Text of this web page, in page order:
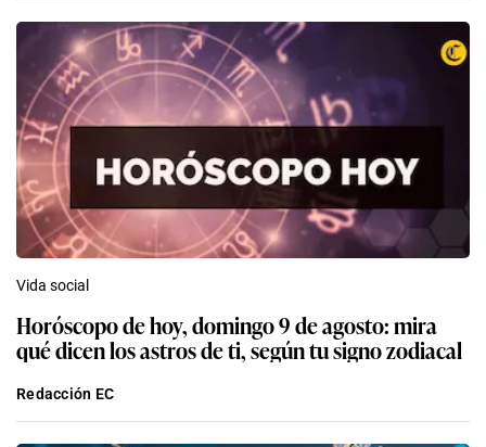
Vida social
Horóscopo de hoy, domingo 9 de agosto: mira
qué dicen los astros de ti, según tu signo zodiacal
Redacción EC